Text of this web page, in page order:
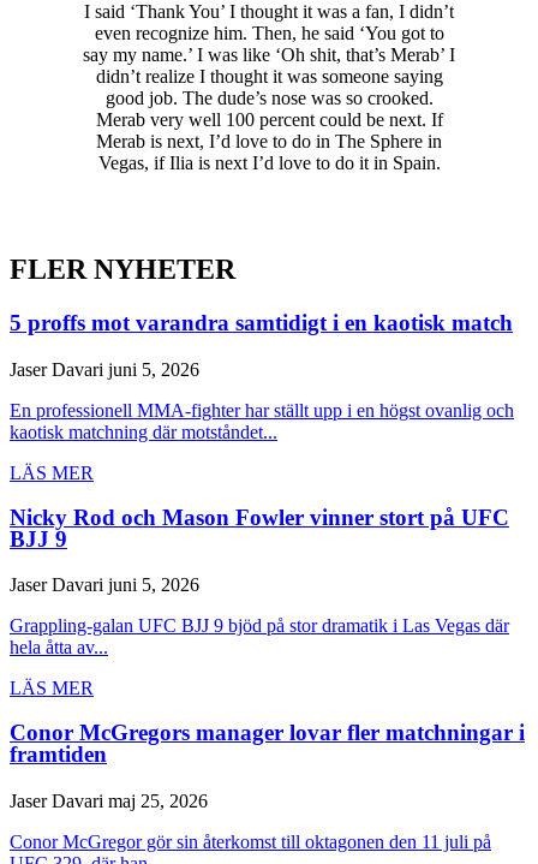
I said ‘Thank You’ I thought it was a fan, I didn’t
even recognize him. Then, he said ‘You got to
say my name.’ I was like ‘Oh shit, that’s Merab’ I
didn’t realize I thought it was someone saying
good job. The dude’s nose was so crooked.
Merab very well 100 percent could be next. If
Merab is next, I’d love to do in The Sphere in
Vegas, if Ilia is next I’d love to do it in Spain.
FLER NYHETER
5 proffs mot varandra samtidigt i en kaotisk match
Jaser Davari juni 5, 2026
En professionell MMA-fighter har ställt upp i en högst ovanlig och
kaotisk matchning där motståndet...
LÄS MER
Nicky Rod och Mason Fowler vinner stort på UFC
BJJ 9
Jaser Davari juni 5, 2026
Grappling-galan UFC BJJ 9 bjöd på stor dramatik i Las Vegas där
hela åtta av...
LÄS MER
Conor McGregors manager lovar fler matchningar i
framtiden
Jaser Davari maj 25, 2026
Conor McGregor gör sin återkomst till oktagonen den 11 juli på